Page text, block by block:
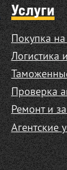
Услуги
Покупка
Логистика
Проверка
Ремонт и
Агентские